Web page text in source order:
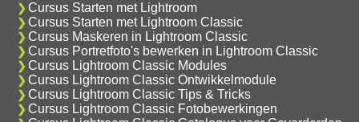
Cursus Starten met Lightroom
Cursus Starten met Lightroom Classic
Cursus Maskeren in Lightroom Classic
Cursus Portretfoto's bewerken in Lightroom Classic
Cursus Lightroom Classic Modules
Cursus Lightroom Classic Ontwikkelmodule
Cursus Lightroom Classic Tips & Tricks
Cursus Lightroom Classic Fotobewerkingen